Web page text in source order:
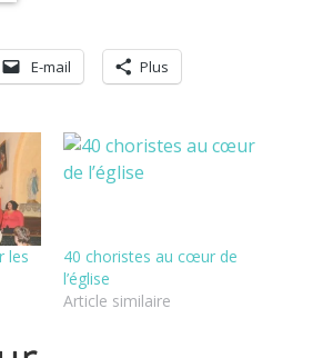
E-mail Plus
les
40 choristes au cœur de
l’église
Article similaire